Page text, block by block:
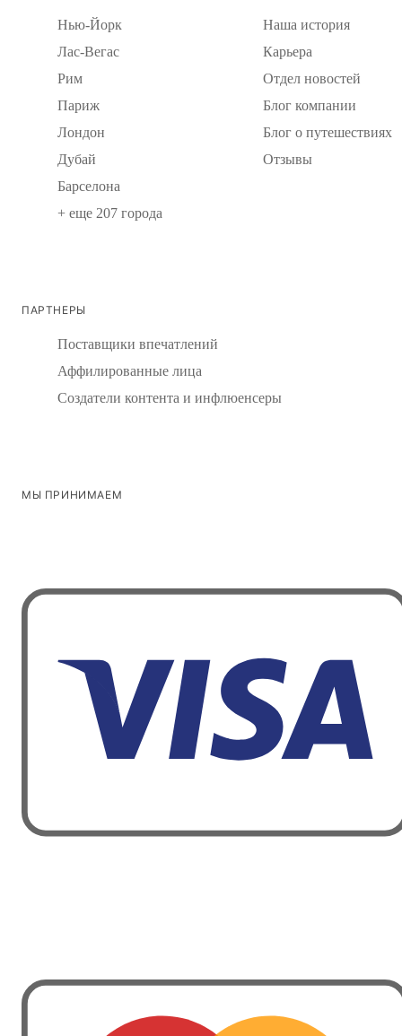
Нью-Йорк
Лас-Вегас
Рим
Париж
Лондон
Дубай
Барселона
+ еще 207 города
Наша история
Карьера
Отдел новостей
Блог компании
Блог о путешествиях
Отзывы
ПАРТНЕРЫ
Поставщики впечатлений
Аффилированные лица
Создатели контента и инфлюенсеры
МЫ ПРИНИМАЕМ